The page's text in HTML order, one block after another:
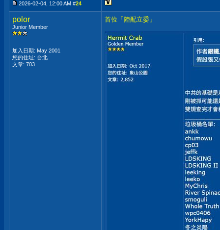
2026-02-04, 12:00 AM #24
polor
Junior Member
加入日期: May 2001
您的住址: 台北
文章: 703
首位「陸配立委」